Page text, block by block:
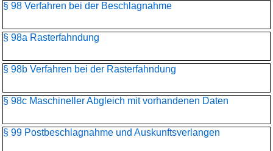
§ 98 Verfahren bei der Beschlagnahme
§ 98a Rasterfahndung
§ 98b Verfahren bei der Rasterfahndung
§ 98c Maschineller Abgleich mit vorhandenen Daten
§ 99 Postbeschlagnahme und Auskunftsverlangen